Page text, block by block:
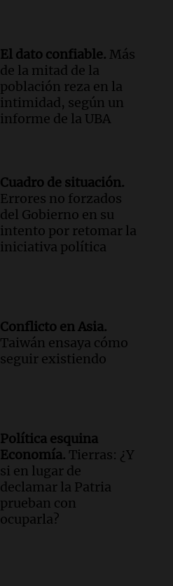
El dato confiable. Más
de la mitad de la
población reza en la
intimidad, según un
informe de la UBA
Cuadro de situación.
Errores no forzados
del Gobierno en su
intento por retomar la
iniciativa política
Conflicto en Asia.
Taiwán ensaya cómo
seguir existiendo
Política esquina
Economía. Tierras: ¿Y
si en lugar de
declamar la Patria
prueban con
ocuparla?